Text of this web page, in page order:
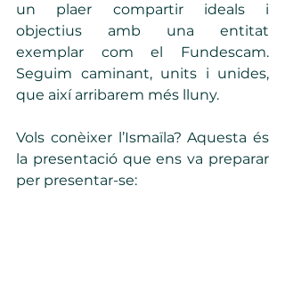
un plaer compartir ideals i
objectius amb una entitat
exemplar com el Fundescam.
Seguim caminant, units i unides,
que així arribarem més lluny.
Vols conèixer l’Ismaïla? Aquesta és
la presentació que ens va preparar
per presentar-se: